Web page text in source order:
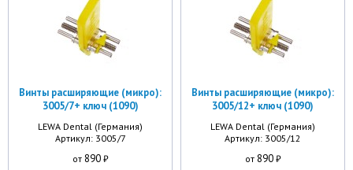
Винты расширяющие (микро):
3005/7+ ключ (1090)
LEWA Dental (Германия)
Артикул: 3005/7
от 890₽
Винты расширяющие (микро):
3005/12+ ключ (1090)
LEWA Dental (Германия)
Артикул: 3005/12
от 890₽